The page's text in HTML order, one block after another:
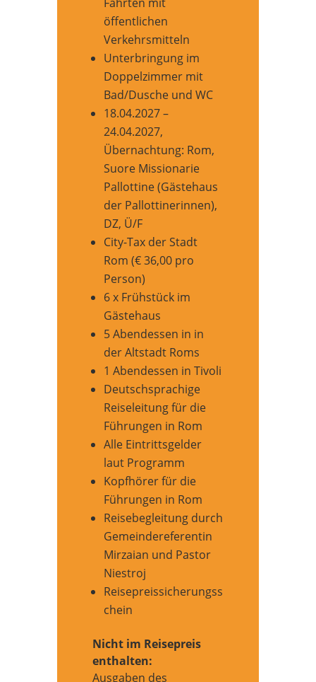
öffentlichen
Verkehrsmitteln
Unterbringung im
Doppelzimmer mit
Bad/Dusche und WC
18.04.2027 –
24.04.2027,
Übernachtung: Rom,
Suore Missionarie
Pallottine (Gästehaus
der Pallottinerinnen),
DZ, Ü/F
City-Tax der Stadt
Rom (€ 36,00 pro
Person)
6 x Frühstück im
Gästehaus
5 Abendessen in in
der Altstadt Roms
1 Abendessen in Tivoli
Deutschsprachige
Reiseleitung für die
Führungen in Rom
Alle Eintrittsgelder
laut Programm
Kopfhörer für die
Führungen in Rom
Reisebegleitung durch
Gemeindereferentin
Mirzaian und Pastor
Niestroj
Reisepreissicherungss
chein
Nicht im Reisepreis
enthalten:
Ausgaben des